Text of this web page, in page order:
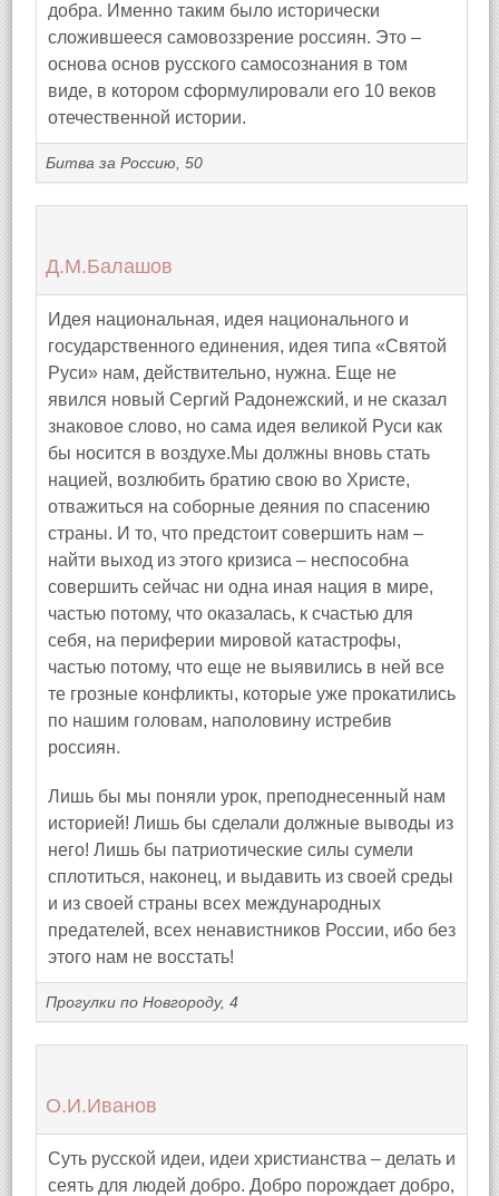
добра. Именно таким было исторически
сложившееся самовоззрение россиян. Это –
основа основ русского самосознания в том
виде, в котором сформулировали его 10 веков
отечественной истории.
Битва за Россию, 50
Д.М.Балашов
Идея национальная, идея национального и
государственного единения, идея типа «Святой
Руси» нам, действительно, нужна. Еще не
явился новый Сергий Радонежский, и не сказал
знаковое слово, но сама идея великой Руси как
бы носится в воздухе.Мы должны вновь стать
нацией, возлюбить братию свою во Христе,
отважиться на соборные деяния по спасению
страны. И то, что предстоит совершить нам –
найти выход из этого кризиса – неспособна
совершить сейчас ни одна иная нация в мире,
частью потому, что оказалась, к счастью для
себя, на периферии мировой катастрофы,
частью потому, что еще не выявились в ней все
те грозные конфликты, которые уже прокатились
по нашим головам, наполовину истребив
россиян.
Лишь бы мы поняли урок, преподнесенный нам
историей! Лишь бы сделали должные выводы из
него! Лишь бы патриотические силы сумели
сплотиться, наконец, и выдавить из своей среды
и из своей страны всех международных
предателей, всех ненавистников России, ибо без
этого нам не восстать!
Прогулки по Новгороду, 4
О.И.Иванов
Суть русской идеи, идеи христианства – делать и
сеять для людей добро. Добро порождает добро,